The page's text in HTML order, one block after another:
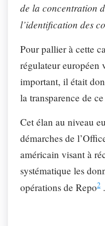
de la concentration
l’identification des
Pour pallier à cette
régulateur européen
important, il était
la transparence de
Cet élan au niveau
démarches de
américain visant à
systématique les
opérations de Repo2 .